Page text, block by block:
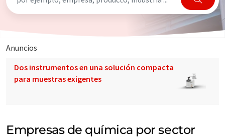
Anuncios
Dos instrumentos en una solución compacta
para muestras exigentes
Empresas de química por sector